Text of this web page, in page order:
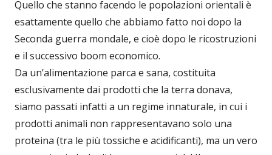
Quello che stanno facendo le popolazioni orientali è
esattamente quello che abbiamo fatto noi dopo la
Seconda guerra mondale, e cioè dopo le ricostruzioni
e il successivo boom economico.
Da un’alimentazione parca e sana, costituita
esclusivamente dai prodotti che la terra donava,
siamo passati infatti a un regime innaturale, in cui i
prodotti animali non rappresentavano solo una
proteina (tra le più tossiche e acidificanti), ma un vero